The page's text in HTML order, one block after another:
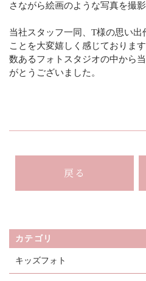
さながら絵画のような写真を撮
当社スタッフ一同、T様の思い
ことを大変嬉しく感じております
数あるフォトスタジオの中から
がとうございました。
戻る
カテゴリ
キッズフォト